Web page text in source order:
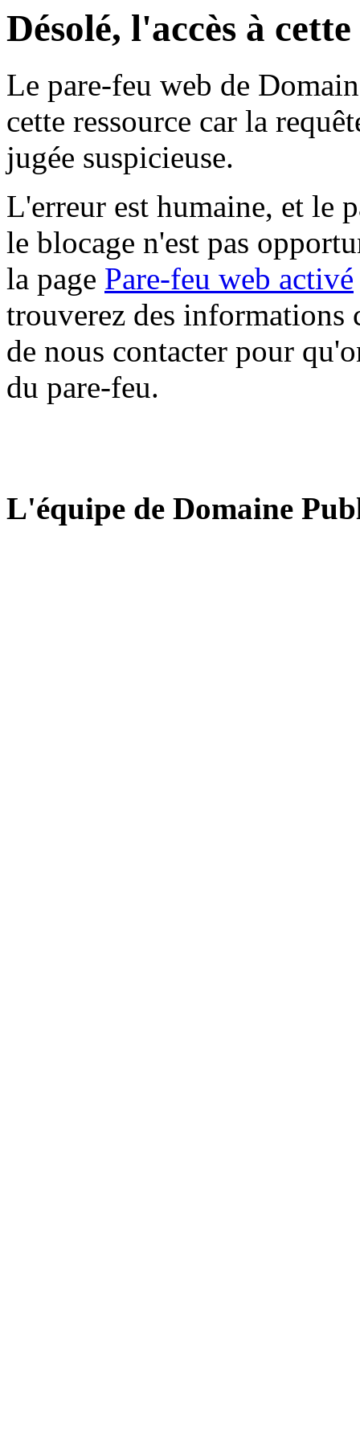
Désolé, l'accès à
Le pare-feu web de
cette ressource car la
jugée suspicieuse.
L'erreur est humaine, et le
le blocage n'est pas
la page Pare-feu web activé
trouverez des informations
de nous contacter pour
du pare-feu.
L'équipe de Domaine